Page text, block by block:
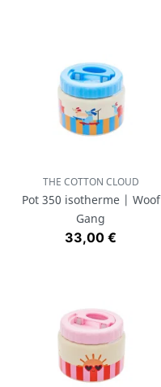
THE COTTON CLOUD
Pot 350 isotherme | Woof
Gang
Prix
33,00 €